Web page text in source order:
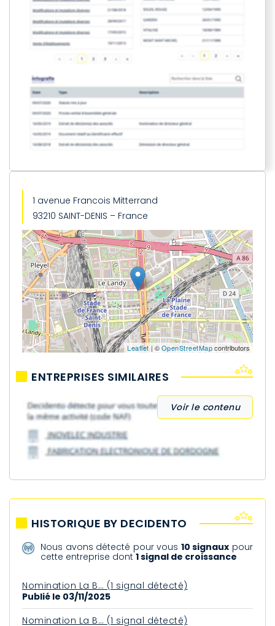
1 avenue Francois Mitterrand
93210 SAINT-DENIS – France
Leaflet| ©OpenStreetMapcontributors
ENTREPRISES SIMILAIRES
Voir le contenu
HISTORIQUE BY DECIDENTO
Nous avons détecté pour vous 10 signaux pour
cette entreprise dont1 signal de croissance
Nomination La B… (1 signal détecté)
Publié le 03/11/2025
Nomination La B… (1 signal détecté)